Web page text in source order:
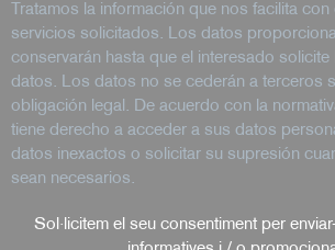
Tratamos la información que nos facilita
servicios solicitados. Los datos
conservarán hasta que el interesado
datos. Los datos no se cederán a terceros
obligación legal. De acuerdo con la
tiene derecho a acceder a sus datos
datos inexactos o solicitar su supresión
sean necesarios.
Sol·licitem el seu consentiment per